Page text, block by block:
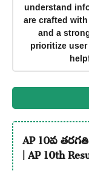
understand
are crafted
and a
prioritize
AP 10వ
| AP 10th